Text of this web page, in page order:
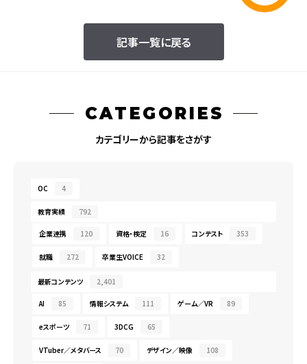
記事一覧に戻る
CATEGORIES
カテゴリーから記事をさがす
OC 4
教育実績 792
企業連携 120 資格・検定 16 コンテスト 353
就職 272 卒業生VOICE 32
最新コンテンツ 2,401
AI 85 情報システム 111 ゲーム／VR 89
eスポーツ 71 3DCG 65
VTuber／メタバース 70 デザイン／映像 108